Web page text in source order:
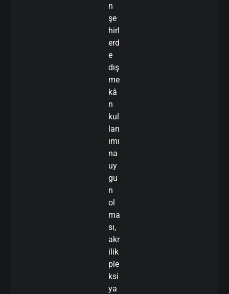
n
şe
hirl
erd
e
dış
me
kâ
n
kul
lan
ımı
na
uy
gu
n
ol
ma
sı,
akr
ilik
ple
ksi
ya